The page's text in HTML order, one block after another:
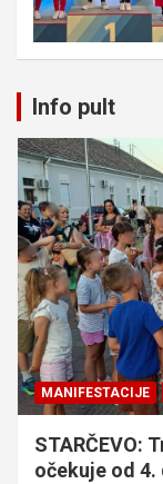
Info pult
MANIFESTACIJE
STARČEVO:
očekuje od 4.